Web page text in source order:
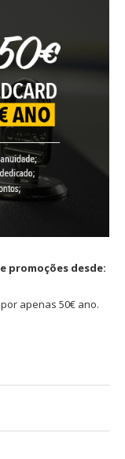
promoções desde:
apenas 50€ ano.